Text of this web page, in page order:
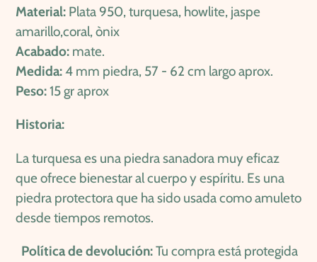
el
producto
a
tu
carrito
compra
Material: Plata 950, turquesa, howlite, jaspe
amarillo,coral, ònix
Acabado: mate.
Medida:4 mm piedra, 57 - 62 cm largo aprox.
Peso:15 gr aprox
Historia:
La turquesa es una piedra sanadora muy eficaz
que ofrece bienestar al cuerpo y espíritu. Es una
piedra protectora que ha sido usada como amuleto
desde tiempos remotos.
Política de devolución:Tu compra está protegida